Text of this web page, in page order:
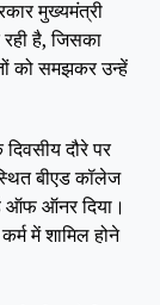
मुख्यमंत्री
है, जिसका
को समझकर उन्हें
दौरे पर
बीएड कॉलेज
ऑफ ऑनर दिया।
में शामिल होने